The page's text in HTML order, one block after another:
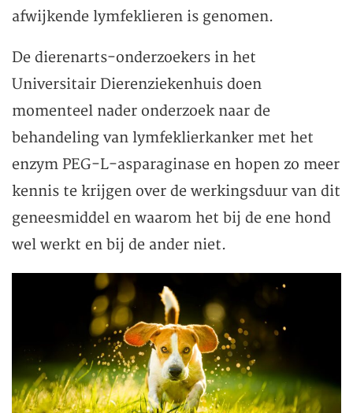
afwijkende lymfeklieren is genomen.
De dierenarts-onderzoekers in het
Universitair Dierenziekenhuis doen
momenteel nader onderzoek naar de
behandeling van lymfeklierkanker met het
enzym PEG-L-asparaginase en hopen zo meer
kennis te krijgen over de werkingsduur van dit
geneesmiddel en waarom het bij de ene hond
wel werkt en bij de ander niet.